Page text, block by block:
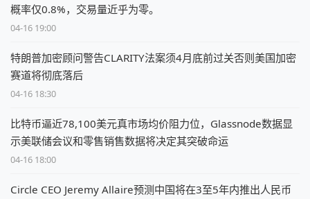
概率仅0.8%，交易量近乎为零。
04-16 19:00
特朗普加密顾问警告CLARITY法案须4月底前过关否则美国加密
赛道将彻底落后
04-16 18:30
比特币逼近78,100美元真市场均价阻力位，Glassnode数据显
示美联储会议和零售销售数据将决定其突破命运
04-16 18:00
Circle CEO Jeremy Allaire预测中国将在3至5年内推出人民币